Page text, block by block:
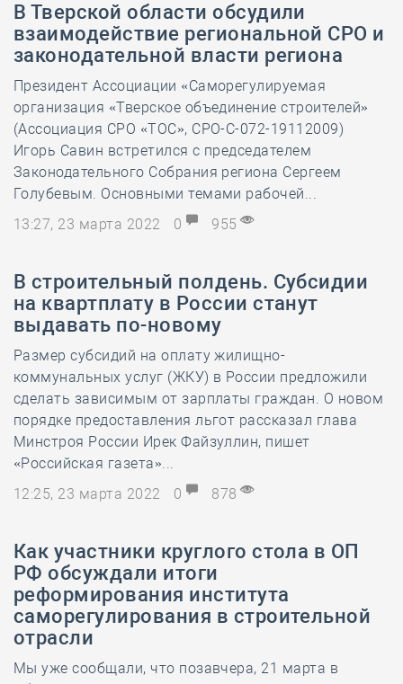
В Тверской области обсудили
взаимодействие региональной СРО и
законодательной власти региона
Президент Ассоциации «Саморегулируемая
организация «Тверское объединение строителей»
(Ассоциация СРО «ТОС», СРО-С-072-19112009)
Игорь Савин встретился с председателем
Законодательного Собрания региона Сергеем
Голубевым. Основными темами рабочей...
13:27, 23 марта 2022
0 955
В строительный полдень. Субсидии
на квартплату в России станут
выдавать по-новому
Размер субсидий на оплату жилищно-
коммунальных услуг (ЖКУ) в России предложили
сделать зависимым от зарплаты граждан. О новом
порядке предоставления льгот рассказал глава
Минстроя России Ирек Файзуллин, пишет
«Российская газета»...
12:25, 23 марта 2022
0 878
Как участники круглого стола в ОП
РФ обсуждали итоги
реформирования института
саморегулирования в строительной
отрасли
Мы уже сообщали, что позавчера, 21 марта в